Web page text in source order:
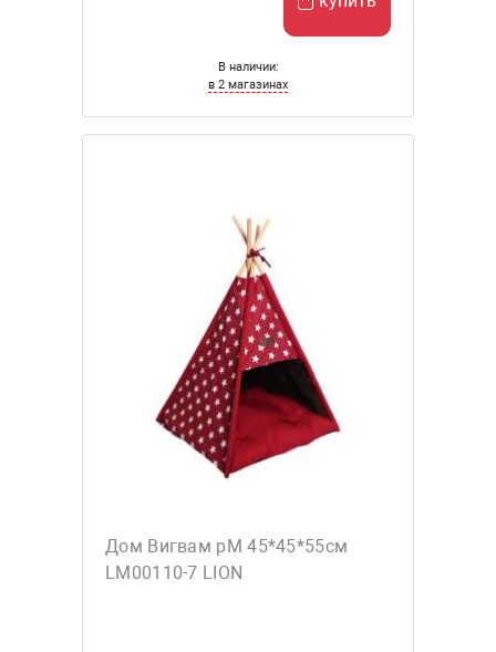
В наличии:
в 2 магазинах
Дом Вигвам рM 45*45*55см
LM00110-7 LION